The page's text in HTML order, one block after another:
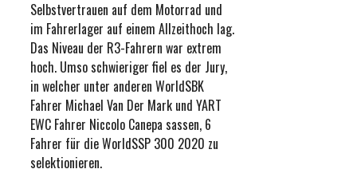
Selbstvertrauen auf dem Motorrad und
im Fahrerlager auf einem Allzeithoch lag.
Das Niveau der R3-Fahrern war extrem
hoch. Umso schwieriger fiel es der Jury,
in welcher unter anderen WorldSBK
Fahrer Michael Van Der Mark und YART
EWC Fahrer Niccolo Canepa sassen, 6
Fahrer für die WorldSSP 300 2020 zu
selektionieren.